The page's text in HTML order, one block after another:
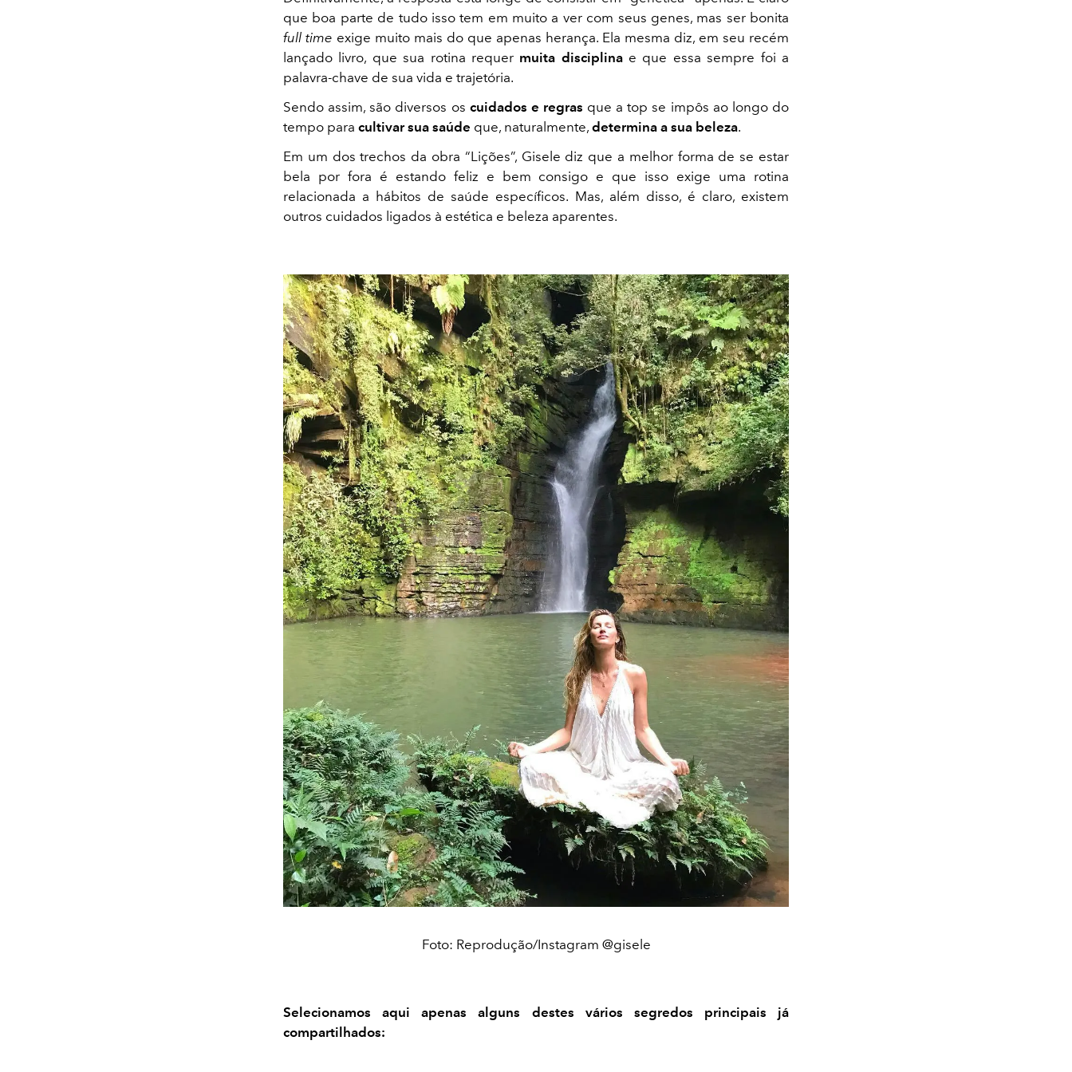
que boa parte de tudo isso tem em muito a ver com seus genes, mas ser bonita
full time exige muito mais do que apenas herança. Ela mesma diz, em seu recém
lançado livro, que sua rotina requer muita disciplinae que essa sempre foi a
palavra-chave de sua vida e trajetória.
Sendo assim, são diversos os cuidados e regras que a top se impôs ao longo do
tempo para cultivar sua saúde que, naturalmente, determina a sua beleza.
Em um dos trechos da obra “Lições”, Gisele diz que a melhor forma de se estar
bela por fora é estando feliz e bem consigo e que isso exige uma rotina
relacionada a hábitos de saúde específicos. Mas, além disso, é claro, existem
outros cuidados ligados à estética e beleza aparentes.
Foto: Reprodução/Instagram @gisele
Selecionamos aqui apenas alguns destes vários segredos principais já
compartilhados: